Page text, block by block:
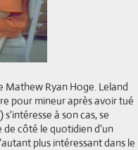
Mathew Ryan Hoge. Leland
pour mineur après avoir tué
à son cas, se
de côté le quotidien d'un
plus intéressant dans le